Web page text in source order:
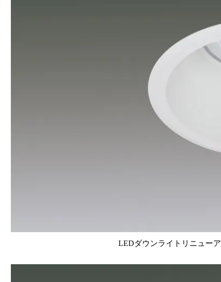
LEDダウンライトリニュー